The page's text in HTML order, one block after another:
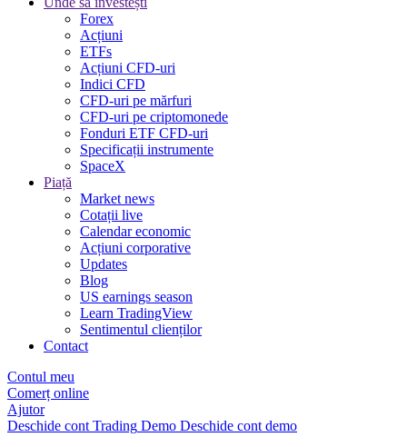
Forex
Acțiuni
ETFs
Acțiuni CFD-uri
Indici CFD
CFD-uri pe mărfuri
CFD-uri pe criptomonede
Fonduri ETF CFD-uri
Specificații instrumente
SpaceX
Piață
Market news
Cotații live
Calendar economic
Acțiuni corporative
Updates
Blog
US earnings season
Learn TradingView
Sentimentul clienților
Contact
Contul meu
Comerț online
Ajutor
Deschide cont Trading Demo Deschide cont demo